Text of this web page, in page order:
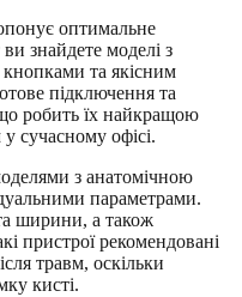
оптимальне
знайдете моделі з
та якісним
підключення та
робить їх найкращою
сучасному офісі.
з анатомічною
параметрами.
ширини, а також
пристрої рекомендовані
травм, оскільки
кисті.